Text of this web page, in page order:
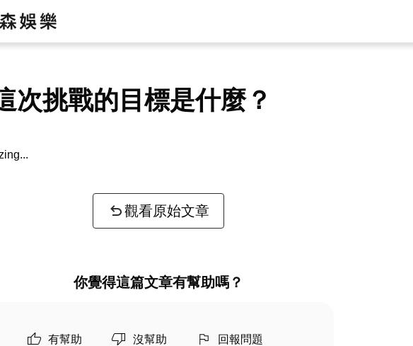
次挑戰的目標是什麼？
觀看原始文章
你覺得這篇文章有幫助嗎？
有幫助 沒幫助 回報問題